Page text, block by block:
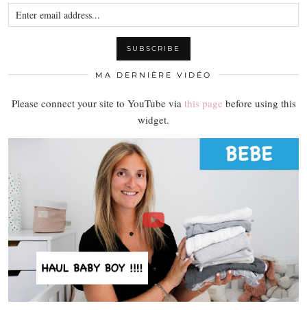
MA DERNIÈRE VIDÉO
Please connect your site to YouTube via this page before using this
widget.